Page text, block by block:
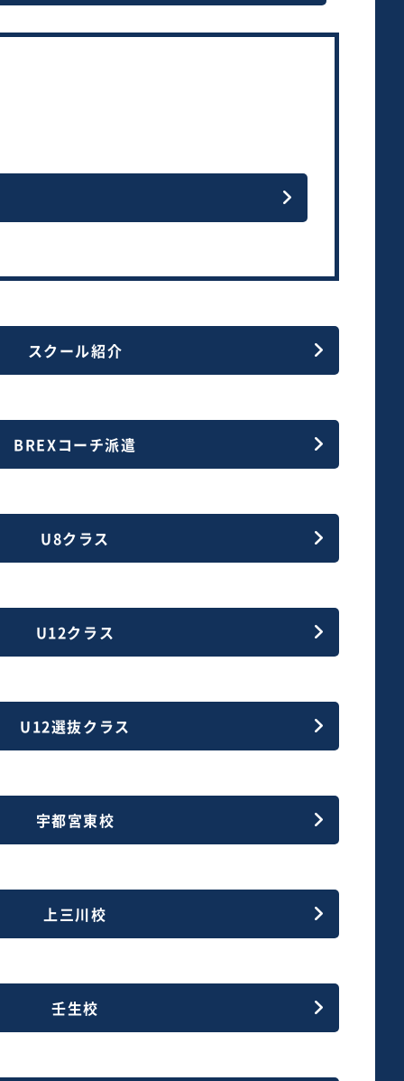
スクール紹介
BREXコーチ派遣
U8クラス
U12クラス
U12選抜クラス
宇都宮東校
上三川校
壬生校